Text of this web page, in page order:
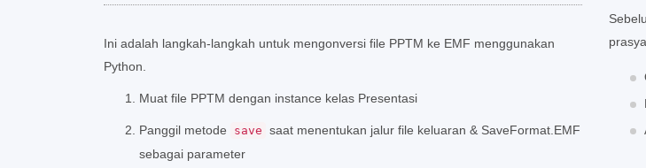
Ini adalah langkah-langkah untuk mengonversi file PPTM ke EMF menggunakan
Python.
Muat file PPTM dengan instance kelas Presentasi
Panggil metode save saat menentukan jalur file keluaran & SaveFormat.EMF
sebagai parameter